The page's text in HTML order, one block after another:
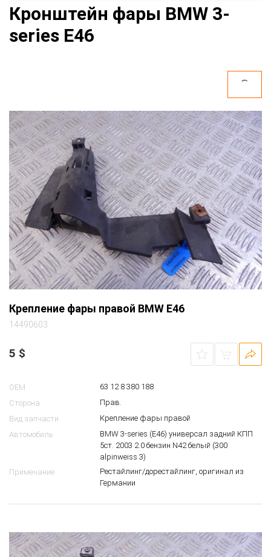
Кронштейн фары BMW 3-
series E46
Крепление фары правой BMW E46
14490603
5 $
OEM
63 12 8 380 188
Сторона
Прав.
Вид запчасти
Крепление фары правой
Автомобиль
BMW 3-series (E46) универсал задний КПП
5ст. 2003 2.0 бензин N42 белый (300
alpinweiss 3)
Примечание
Рестайлинг/дорестайлинг, оригинал из
Германии